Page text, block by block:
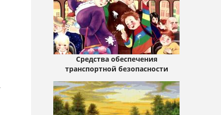
Средства обеспечения
транспортной безопасности